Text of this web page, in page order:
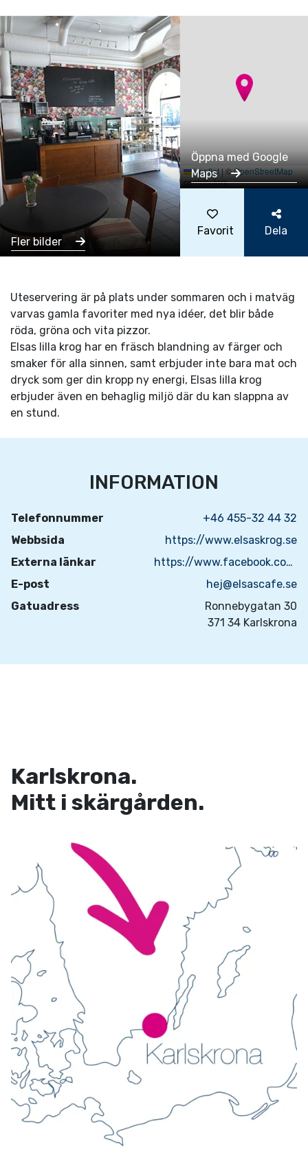
Fler bilder
Leaflet|©OpenStreetMap
contributors
Öppna med Google
Maps
Favorit Dela
Uteservering är på plats under sommaren och i matväg
varvas gamla favoriter med nya idéer, det blir både
röda, gröna och vita pizzor.
Elsas lilla krog har en fräsch blandning av färger och
smaker för alla sinnen, samt erbjuder inte bara mat och
dryck som ger din kropp ny energi, Elsas lilla krog
erbjuder även en behaglig miljö där du kan slappna av
en stund.
INFORMATION
Telefonnummer
+46 455-32 44 32
Webbsida
https://www.elsaskrog.se
Externa länkar
https://www.facebook.com/elsaslillakrog/
E-post
hej@elsascafe.se
Gatuadress
Ronnebygatan 30
371 34 Karlskrona
Karlskrona.
Mitt i skärgården.